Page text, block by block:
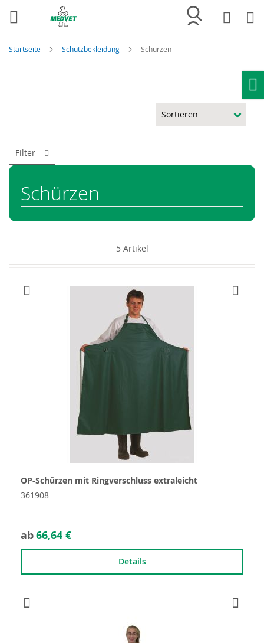
Merkliste
Startseite Schutzbekleidung Schürzen
Schürzen
5Artikel
OP-Schürzen mit Ringverschluss extraleicht
361908
ab66,64 €
Details
Filter